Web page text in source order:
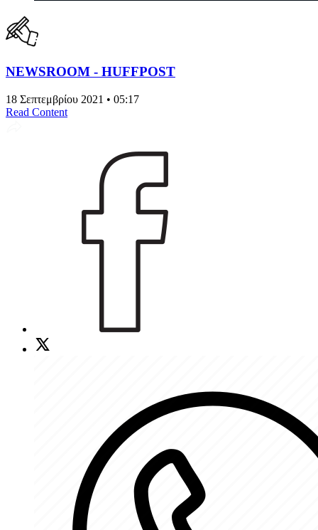
NEWSROOM - HUFFPOST
18 Σεπτεμβρίου 2021 • 05:17
Read Content